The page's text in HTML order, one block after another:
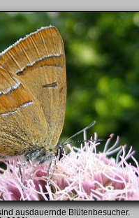
ausdauernde Blütenbesucher.